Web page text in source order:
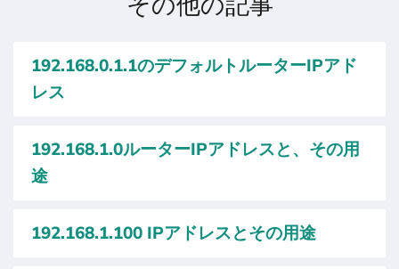
192.168.0.1.1のデフォルトルーターIPアド
レス
192.168.1.0ルーターIPアドレスと、その用
途
192.168.1.100 IPアドレスとその用途